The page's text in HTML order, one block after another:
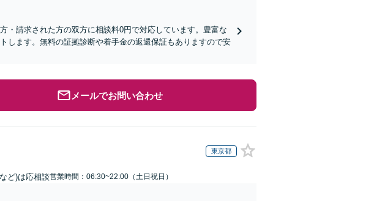
・請求された方の双方に相談料0円で対応しています。豊富な
します。無料の証拠診断や着手金の返還保証もありますので安
メールでお問い合わせ
東京都
ど)は応相談営業時間：06:30~22:00（土日祝日）